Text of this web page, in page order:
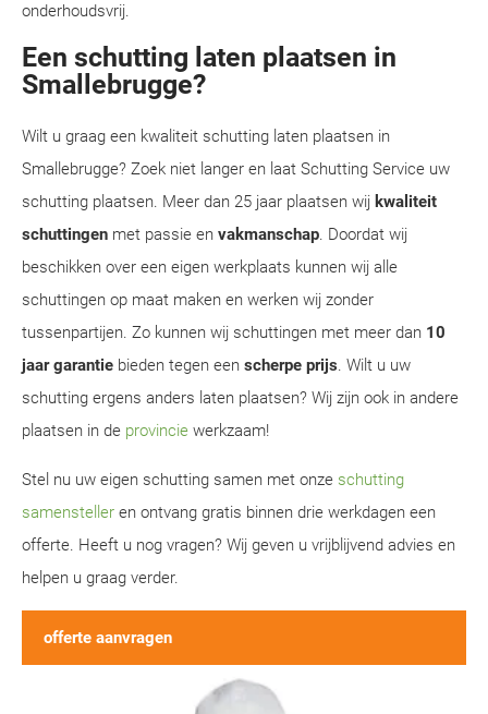
onderhoudsvrij.
Een schutting laten plaatsen in
Smallebrugge?
Wilt u graag een kwaliteit schutting laten plaatsen in
Smallebrugge? Zoek niet langer en laat Schutting Service uw
schutting plaatsen. Meer dan 25 jaar plaatsen wij kwaliteit
schuttingen met passie en vakmanschap. Doordat wij
beschikken over een eigen werkplaats kunnen wij alle
schuttingen op maat maken en werken wij zonder
tussenpartijen. Zo kunnen wij schuttingen met meer dan 10
jaar garantie bieden tegen een scherpe prijs. Wilt u uw
schutting ergens anders laten plaatsen? Wij zijn ook in andere
plaatsen in de provincie werkzaam!
Stel nu uw eigen schutting samen met onze schutting
samensteller en ontvang gratis binnen drie werkdagen een
offerte. Heeft u nog vragen? Wij geven u vrijblijvend advies en
helpen u graag verder.
offerte aanvragen